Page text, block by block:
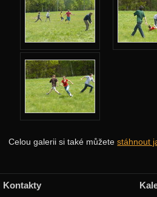
Celou galerii si také můžetestáhnout
Podzimní 2015
Jarní 2015
Podzimní 2014
Jarní 2014
Podzimní 2013
Podzimní 2012
Kontakty